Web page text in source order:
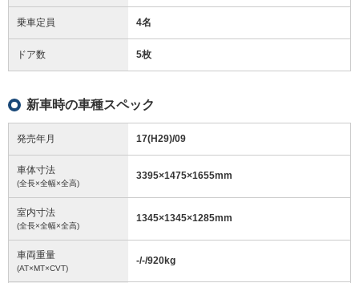
乗車定員 4名
ドア数 5枚
新車時の車種スペック
発売年月 17(H29)/09
車体寸法
(全長×全幅×全高)
3395×1475×1655mm
室内寸法
(全長×全幅×全高)
1345×1345×1285mm
車両重量
(AT×MT×CVT)
-/-/920kg